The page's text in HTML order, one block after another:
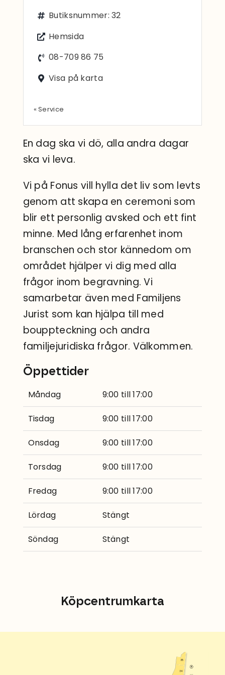
Butiksnummer: 32
Hemsida
08-709 86 75
Visa på karta
« Service
En dag ska vi dö, alla andra dagar
ska vi leva.
Vi på Fonus vill hylla det liv som levts
genom att skapa en ceremoni som
blir ett personlig avsked och ett fint
minne. Med lång erfarenhet inom
branschen och stor kännedom om
området hjälper vi dig med alla
frågor inom begravning. Vi
samarbetar även med Familjens
Jurist som kan hjälpa till med
bouppteckning och andra
familjejuridiska frågor. Välkommen.
Öppettider
Måndag 9:00 till 17:00
Tisdag 9:00 till 17:00
Onsdag 9:00 till 17:00
Torsdag 9:00 till 17:00
Fredag 9:00 till 17:00
Lördag Stängt
Söndag Stängt
Köpcentrumkarta
34
35